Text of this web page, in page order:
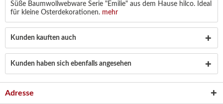
Süße Baumwollwebware Serie "Emilie" aus dem Hause hilco. Ideal
für kleine Osterdekorationen. mehr
Kunden kauften auch
Kunden haben sich ebenfalls angesehen
Adresse